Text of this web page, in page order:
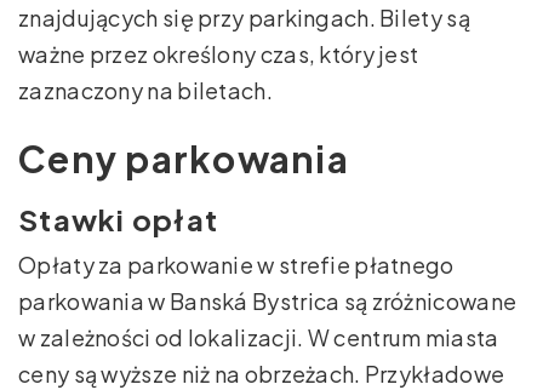
znajdujących się przy parkingach. Bilety są
ważne przez określony czas, który jest
zaznaczony na biletach.
Ceny parkowania
Stawki opłat
Opłaty za parkowanie w strefie płatnego
parkowania w Banská Bystrica są zróżnicowane
w zależności od lokalizacji. W centrum miasta
ceny są wyższe niż na obrzeżach. Przykładowe